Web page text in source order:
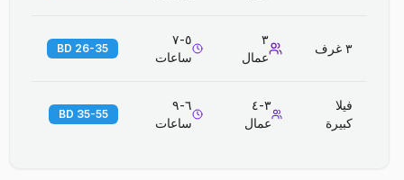
٣ غرف
٣
عمال
٥-٧
ساعات
26-35 BD
فيلا
كبيرة
٣-٤
عمال
٦-٩
ساعات
35-55 BD